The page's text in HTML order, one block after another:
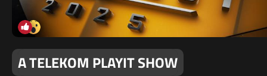
A TELEKOM PLAYIT SHOW